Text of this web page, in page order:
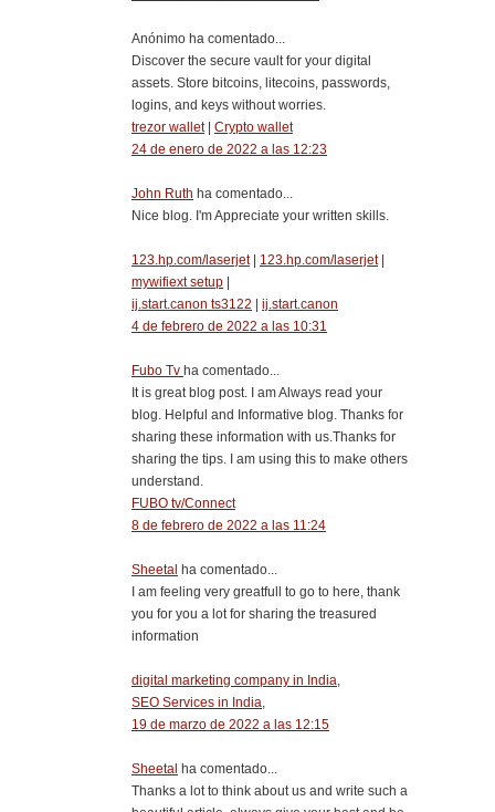
Anónimo ha comentado...
Discover the secure vault for your digital
assets. Store bitcoins, litecoins, passwords,
logins, and keys without worries.
trezor wallet| Crypto wallet
24 de enero de 2022 a las 12:23
John Ruth ha comentado...
Nice blog. I'm Appreciate your written skills.
123.hp.com/laserjet| 123.hp.com/laserjet|
mywifiext setup |
ij.start.canon ts3122 | ij.start.canon
4 de febrero de 2022 a las 10:31
Fubo Tv ha comentado...
It is great blog post. I am Always read your
blog. Helpful and Informative blog. Thanks for
sharing these information with us.Thanks for
sharing the tips. I am using this to make others
understand.
FUBO tv/Connect
8 de febrero de 2022 a las 11:24
Sheetal ha comentado...
I am feeling very greatfull to go to here, thank
you for you a lot for sharing the treasured
information
digital marketing company in India
SEO Services in India
19 de marzo de 2022 a las 12:15
Sheetal ha comentado...
Thanks a lot to think about us and write such a